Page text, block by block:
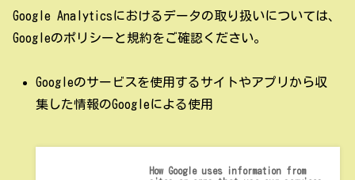
Google Analyticsにおけるデータの取り扱いについては、
Googleのポリシーと規約をご確認ください。
Googleのサービスを使用するサイトやアプリから収
集した情報のGoogleによる使用
How Google uses information from